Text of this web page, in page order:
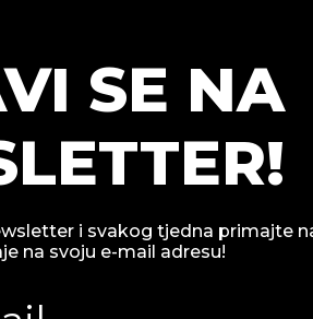
SE NA
i svakog tjedna primajte
na svoju e-mail adresu!